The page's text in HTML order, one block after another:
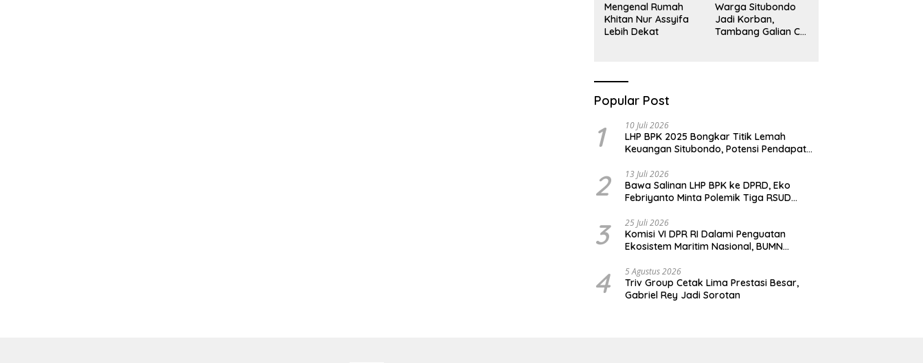
Mengenal Rumah
Khitan Nur Assyifa
Lebih Dekat
Warga Situbondo
Jadi Korban,
Tambang Galian C
Popular Post
1 10 Juli 2026
LHP BPK 2025 Bongkar Titik Lemah
Keuangan Situbondo, Potensi Pendapatan
2 13 Juli 2026
Bawa Salinan LHP BPK ke DPRD, Eko
Febriyanto Minta Polemik Tiga RSUD
Opini
3 25 Juli 2026
Komisi VI DPR RI Dalami Penguatan
Ekosistem Maritim Nasional, BUMN
Surabaya
4 5 Agustus 2026
Triv Group Cetak Lima Prestasi Besar,
Gabriel Rey Jadi Sorotan